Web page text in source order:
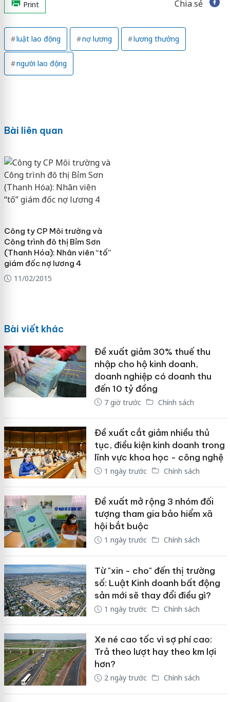
Print Chia sẻ
luật lao động nợ lương lương thưởng
người lao động
Bài liên quan
Công ty CP Môi trường và
Công trình đô thị Bỉm Sơn
(Thanh Hóa): Nhân viên “tố”
giám đốc nợ lương 4
11/02/2015
Bài viết khác
Đề xuất giảm 30% thuế thu
nhập cho hộ kinh doanh,
doanh nghiệp có doanh thu
đến 10 tỷ đồng
7 giờ trước Chính sách
Đề xuất cắt giảm nhiều thủ
tục, điều kiện kinh doanh trong
lĩnh vực khoa học - công nghệ
1 ngày trước Chính sách
Đề xuất mở rộng 3 nhóm đối
tượng tham gia bảo hiểm xã
hội bắt buộc
1 ngày trước Chính sách
Từ "xin - cho" đến thị trường
số: Luật Kinh doanh bất động
sản mới sẽ thay đổi điều gì?
1 ngày trước Chính sách
Xe né cao tốc vì sợ phí cao:
Trả theo lượt hay theo km lợi
hơn?
2 ngày trước Chính sách